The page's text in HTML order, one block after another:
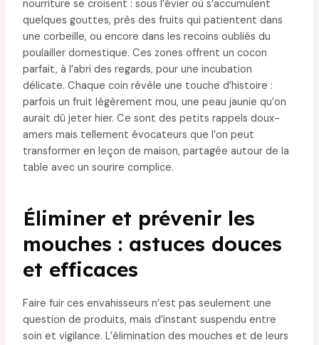
nourriture se croisent : sous l’évier où s’accumulent
quelques gouttes, près des fruits qui patientent dans
une corbeille, ou encore dans les recoins oubliés du
poulailler domestique. Ces zones offrent un cocon
parfait, à l’abri des regards, pour une incubation
délicate. Chaque coin révèle une touche d’histoire :
parfois un fruit légèrement mou, une peau jaunie qu’on
aurait dû jeter hier. Ce sont des petits rappels doux-
amers mais tellement évocateurs que l’on peut
transformer en leçon de maison, partagée autour de la
table avec un sourire complice.
Éliminer et prévenir les
mouches : astuces douces
et efficaces
Faire fuir ces envahisseurs n’est pas seulement une
question de produits, mais d’instant suspendu entre
soin et vigilance. L’élimination des mouches et de leurs